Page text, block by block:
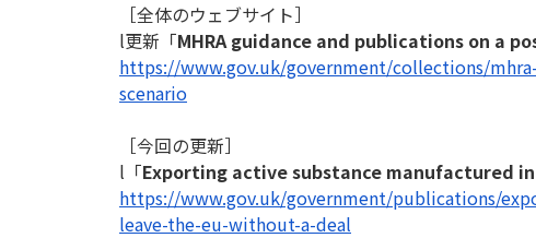
［全体のウェブサイト］
l更新「MHRA guidance and publications on a
https://www.gov.uk/government/collections/
scenario
［今回の更新］
l「Exporting active substance manufactured
https://www.gov.uk/government/publications/
leave-the-eu-without-a-deal